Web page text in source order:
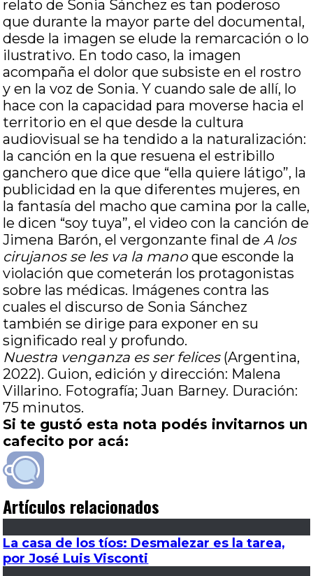
relato de Sonia Sánchez es tan poderoso
que durante la mayor parte del documental,
desde la imagen se elude la remarcación o lo
ilustrativo. En todo caso, la imagen
acompaña el dolor que subsiste en el rostro
y en la voz de Sonia. Y cuando sale de allí, lo
hace con la capacidad para moverse hacia el
territorio en el que desde la cultura
audiovisual se ha tendido a la naturalización:
la canción en la que resuena el estribillo
ganchero que dice que “ella quiere látigo”, la
publicidad en la que diferentes mujeres, en
la fantasía del macho que camina por la calle,
le dicen “soy tuya”, el video con la canción de
Jimena Barón, el vergonzante final deA los
cirujanos se les va la manoque esconde la
violación que cometerán los protagonistas
sobre las médicas. Imágenes contra las
cuales el discurso de Sonia Sánchez
también se dirige para exponer en su
significado real y profundo.
Nuestra venganza es ser felices(Argentina,
2022). Guion, edición y dirección: Malena
Villarino. Fotografía; Juan Barney. Duración:
75 minutos.
Si te gustó esta nota podés invitarnos un
cafecito por acá:
Artículos relacionados
La casa de los tíos: Desmalezar es la tarea,
por José Luis Visconti